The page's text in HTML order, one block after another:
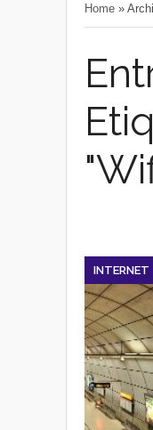
Home »
INTERNET